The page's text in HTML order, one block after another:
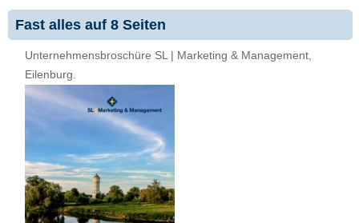
Fast alles auf 8 Seiten
Unternehmensbroschüre SL | Marketing & Management,
Eilenburg.